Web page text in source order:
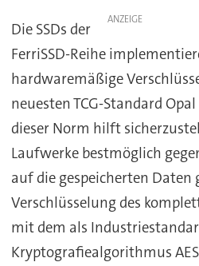
ANZEIGE
Die SSDs der
FerriSSD-Reihe
hardwaremäßige
neuesten TCG-Standard
dieser Norm hilft
Laufwerke bestmöglich
auf die gespeicherten Daten
Verschlüsselung des
mit dem als
Kryptografiealgorithmus